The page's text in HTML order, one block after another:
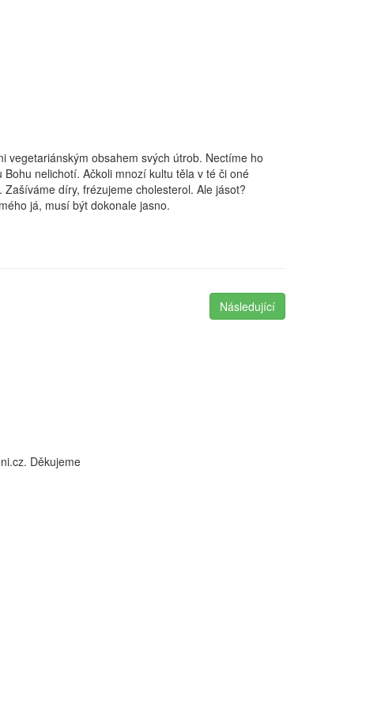
vegetariánským obsahem svých útrob. Nectíme ho
nelichotí. Ačkoli mnozí kultu těla v té či oné
díry, frézujeme cholesterol. Ale jásot?
já, musí být dokonale jasno.
Následující
Děkujeme